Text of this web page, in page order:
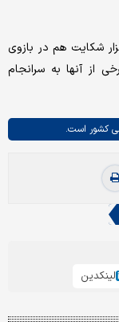
سازمان هواپیمایی تصریح کرد: حدود ۳ هزار شکایت هم در بازوی
از آنها به سرانجام
کشور است.
لینکدین